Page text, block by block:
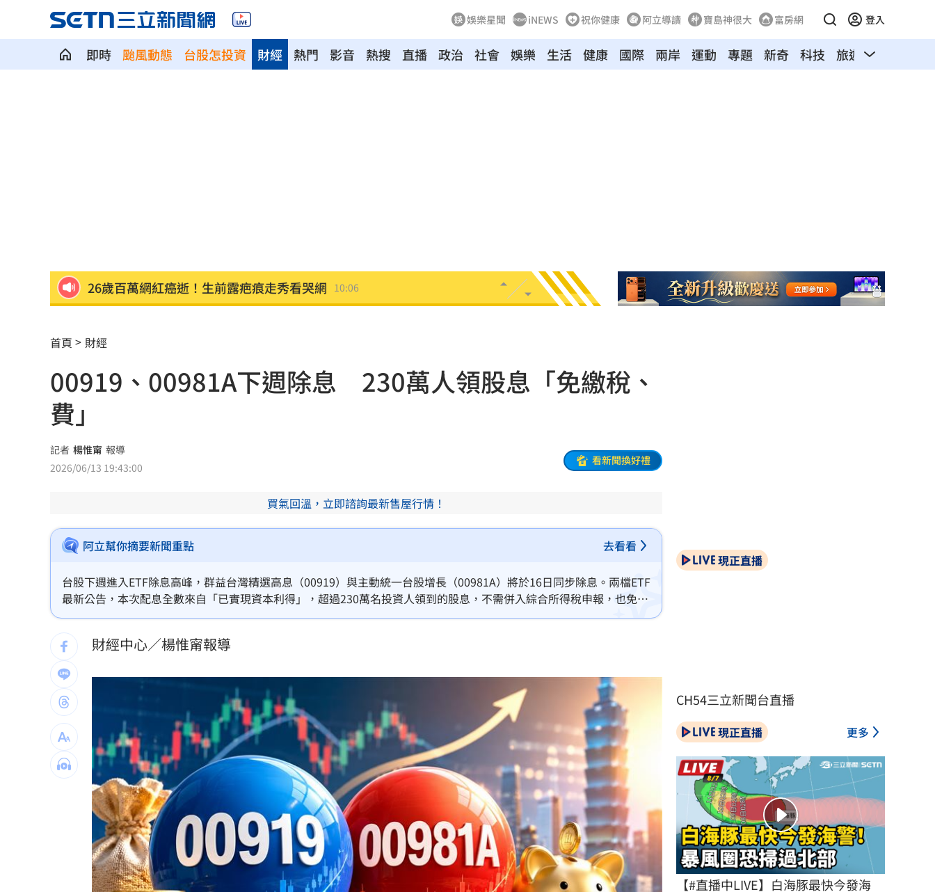
娛樂星聞 iNEWS 祝你健康 阿立導讀 寶島神很大 富房網 登入
即時 颱風動態 台股怎投資 熱門 影音 熱搜 直播 政治 社會 娛樂 生活 健康 國際 兩岸 運動
財經 專題 新奇 科技 旅遊 汽車
店家忘用紙碗裝餐點！他發文討拍反被打臉 10:03
公視預算遭砍10.2億 江宏恩罕見開砲
新／台中婦過馬路被車撞！下半身輾碎慘死 09:56
4大超商父親節「咖啡買1送1、買8送8」！
惡狼性侵關12年不怕：出聲殺死妳！下場曝
上架4天賣掉 為何台灣人狂買中古電動車 09:44
昔暴瘦雙頰凹陷 大咖女星公開露臉狀態曝
肥大叔曾狂播17小時！億元商機代價曝光 09:41
轟慈濟遭詐5年沒吭聲 他看聲明1句：笑死 09:40
新／爆涉貪！議員范織欽…遭檢方聲押
12秒斷魂片曝！水果商員工…卡擠扁車頭亡
台灣彩券開獎直播中 20:31
LIVE三立+24小時直播 15:27
三立iNEWS新聞台線上直播
8國球員齊聚高雄 Formosa 7s掀足球熱潮 10:00
理想混蛋號召粉絲跨海追星吃美食！ 18:15
首頁 財經
00919、00981A下週除息 230萬人領股息「免繳稅、
費」
記者 楊惟甯 報導
2026/06/13 19:43:00
看新聞換好禮
買氣回溫，立即諮詢最新售屋行情！
阿立幫你摘要新聞重點 去看看
台股下週進入ETF除息高峰，群益台灣精選高息（00919）與主動統一台股增長（00981A）將於16日同步除息。兩檔ETF
最新公告，本次配息全數來自「已實現資本利得」，超過230萬名投資人領到的股息，不需併入綜合所得稅申報，也免繳
二代健保補充保費。
財經中心／楊惟甯報導
現正直播
CH54三立新聞台直播
現正直播 更多
【#直播中LIVE】白海豚最快今發海